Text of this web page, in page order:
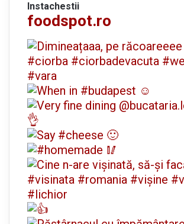
Instachestii
foodspot.ro